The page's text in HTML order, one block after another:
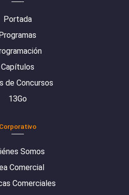
Portada
Programas
Capítulos
de Concursos
13Go
Corporativo
Somos
Comercial
Comerciales